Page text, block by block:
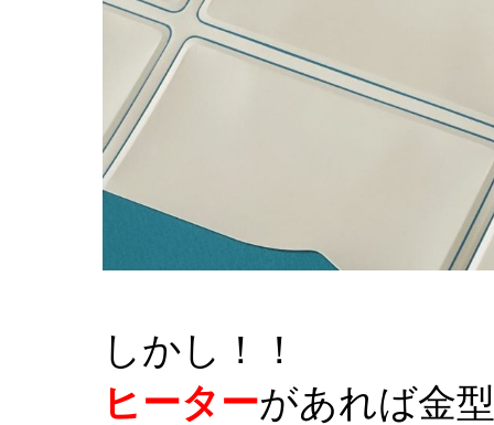
しかし！！
ヒーターがあれば金